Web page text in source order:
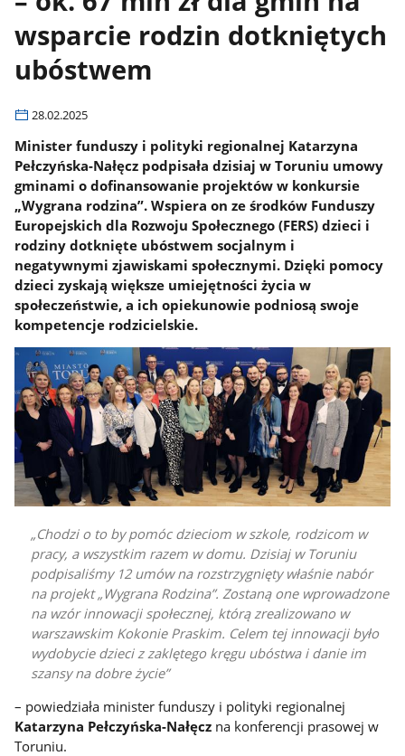
wsparcie rodzin dotkniętych
ubóstwem
28.02.2025
Minister funduszy i polityki regionalnej Katarzyna
Pełczyńska-Nałęcz podpisała dzisiaj w Toruniu umowy
gminami o dofinansowanie projektów w konkursie
„Wygrana rodzina”. Wspiera on ze środków Funduszy
Europejskich dla Rozwoju Społecznego (FERS) dzieci i
rodziny dotknięte ubóstwem socjalnym i
negatywnymi zjawiskami społecznymi. Dzięki pomocy
dzieci zyskają większe umiejętności życia w
społeczeństwie, a ich opiekunowie podniosą swoje
kompetencje rodzicielskie.
Chodzi o to by pomóc dzieciom w szkole, rodzicom w
pracy, a wszystkim razem w domu. Dzisiaj w Toruniu
podpisaliśmy 12 umów na rozstrzygnięty właśnie nabór
na projekt „Wygrana Rodzina”. Zostaną one wprowadzone
na wzór innowacji społecznej, którą zrealizowano w
warszawskim Kokonie Praskim. Celem tej innowacji było
wydobycie dzieci z zaklętego kręgu ubóstwa i danie im
szansy na dobre życie
– powiedziała minister funduszy i polityki regionalnej
Katarzyna Pełczyńska-Nałęcz na konferencji prasowej w
Toruniu.